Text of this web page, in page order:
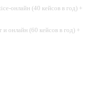
онлайн (40 кейсов в год) +
онлайн (60 кейсов в год) +